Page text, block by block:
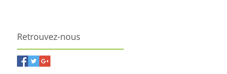
Retrouvez-nous